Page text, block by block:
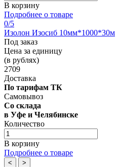
В корзину
Подробнее о товаре
0/5
Изолон Изосиб 10мм*1000*30м
Под заказ
Цена за единицу
(в рублях)
2709
Доставка
По тарифам ТК
Самовывоз
Со склада
в Уфе и Челябинске
Количество
В корзину
Подробнее о товаре
< >